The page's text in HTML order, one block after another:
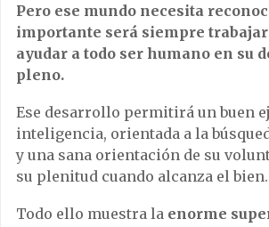
Pero ese mundo necesita
importante será siempre
ayudar a todo ser humano en su
pleno.
Ese desarrollo permitirá un buen
inteligencia, orientada a la
y una sana orientación de su
su plenitud cuando alcanza el bien.
Todo ello muestra la enorme